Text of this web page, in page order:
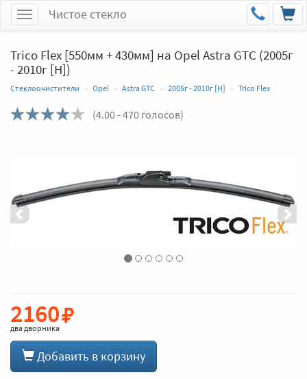
МенюЧистое стекло
Trico Flex [550мм + 430мм] на Opel Astra GTC (2005г
- 2010г [H])
Стеклоочистители Opel Astra GTC 2005г - 2010г [H] Trico Flex
(4.00- 470 голосов)
2160
два дворника
Добавить в корзину